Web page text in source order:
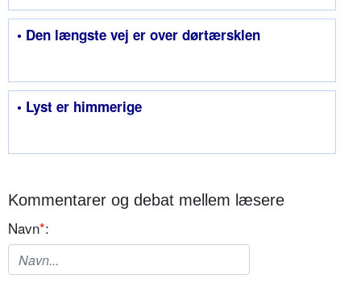
• Den længste vej er over dørtærsklen
• Lyst er himmerige
Kommentarer og debat mellem læsere
Navn*: